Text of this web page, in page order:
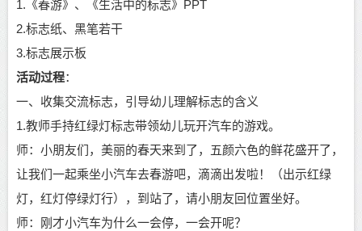
1.《春游》、《生活中的标志》PPT
2.标志纸、黑笔若干
3.标志展示板
活动过程：
一、收集交流标志，引导幼儿理解标志的含义
1.教师手持红绿灯标志带领幼儿玩开汽车的游戏。
师：小朋友们，美丽的春天来到了，五颜六色的鲜花盛开了，
让我们一起乘坐小汽车去春游吧，滴滴出发啦！（出示红绿
灯，红灯停绿灯行），到站了，请小朋友回位置坐好。
师：刚才小汽车为什么一会停，一会开呢？